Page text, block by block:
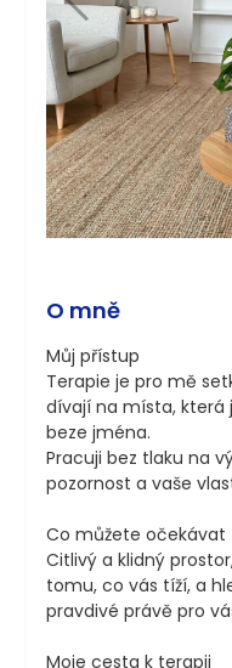
O mně
Můj přístup
Terapie je pro mě
dívají na místa, která
beze jména.
Pracuji bez tlaku na
pozornost a vaše
Co můžete očekávat
Citlivý a klidný
tomu, co vás tíží, a
pravdivé právě pro
Moje cesta k terapii